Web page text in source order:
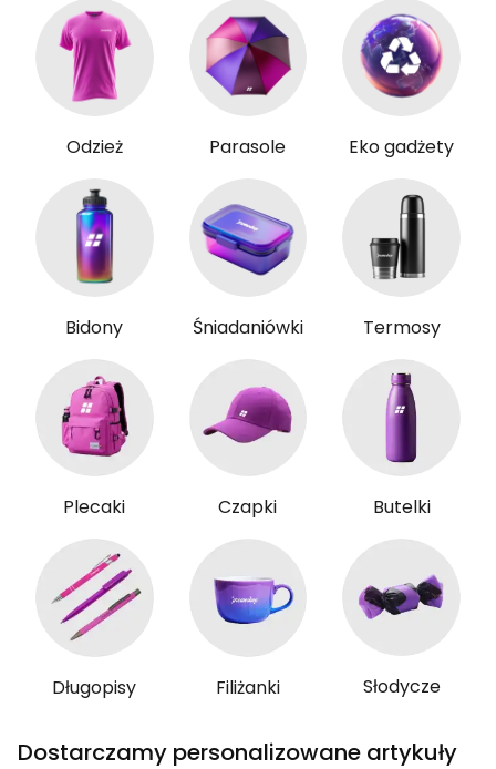
Odzież Parasole Eko gadżety
Bidony Śniadaniówki Termosy
Plecaki Czapki Butelki
Długopisy Filiżanki Słodycze
Dostarczamy personalizowane artykuły